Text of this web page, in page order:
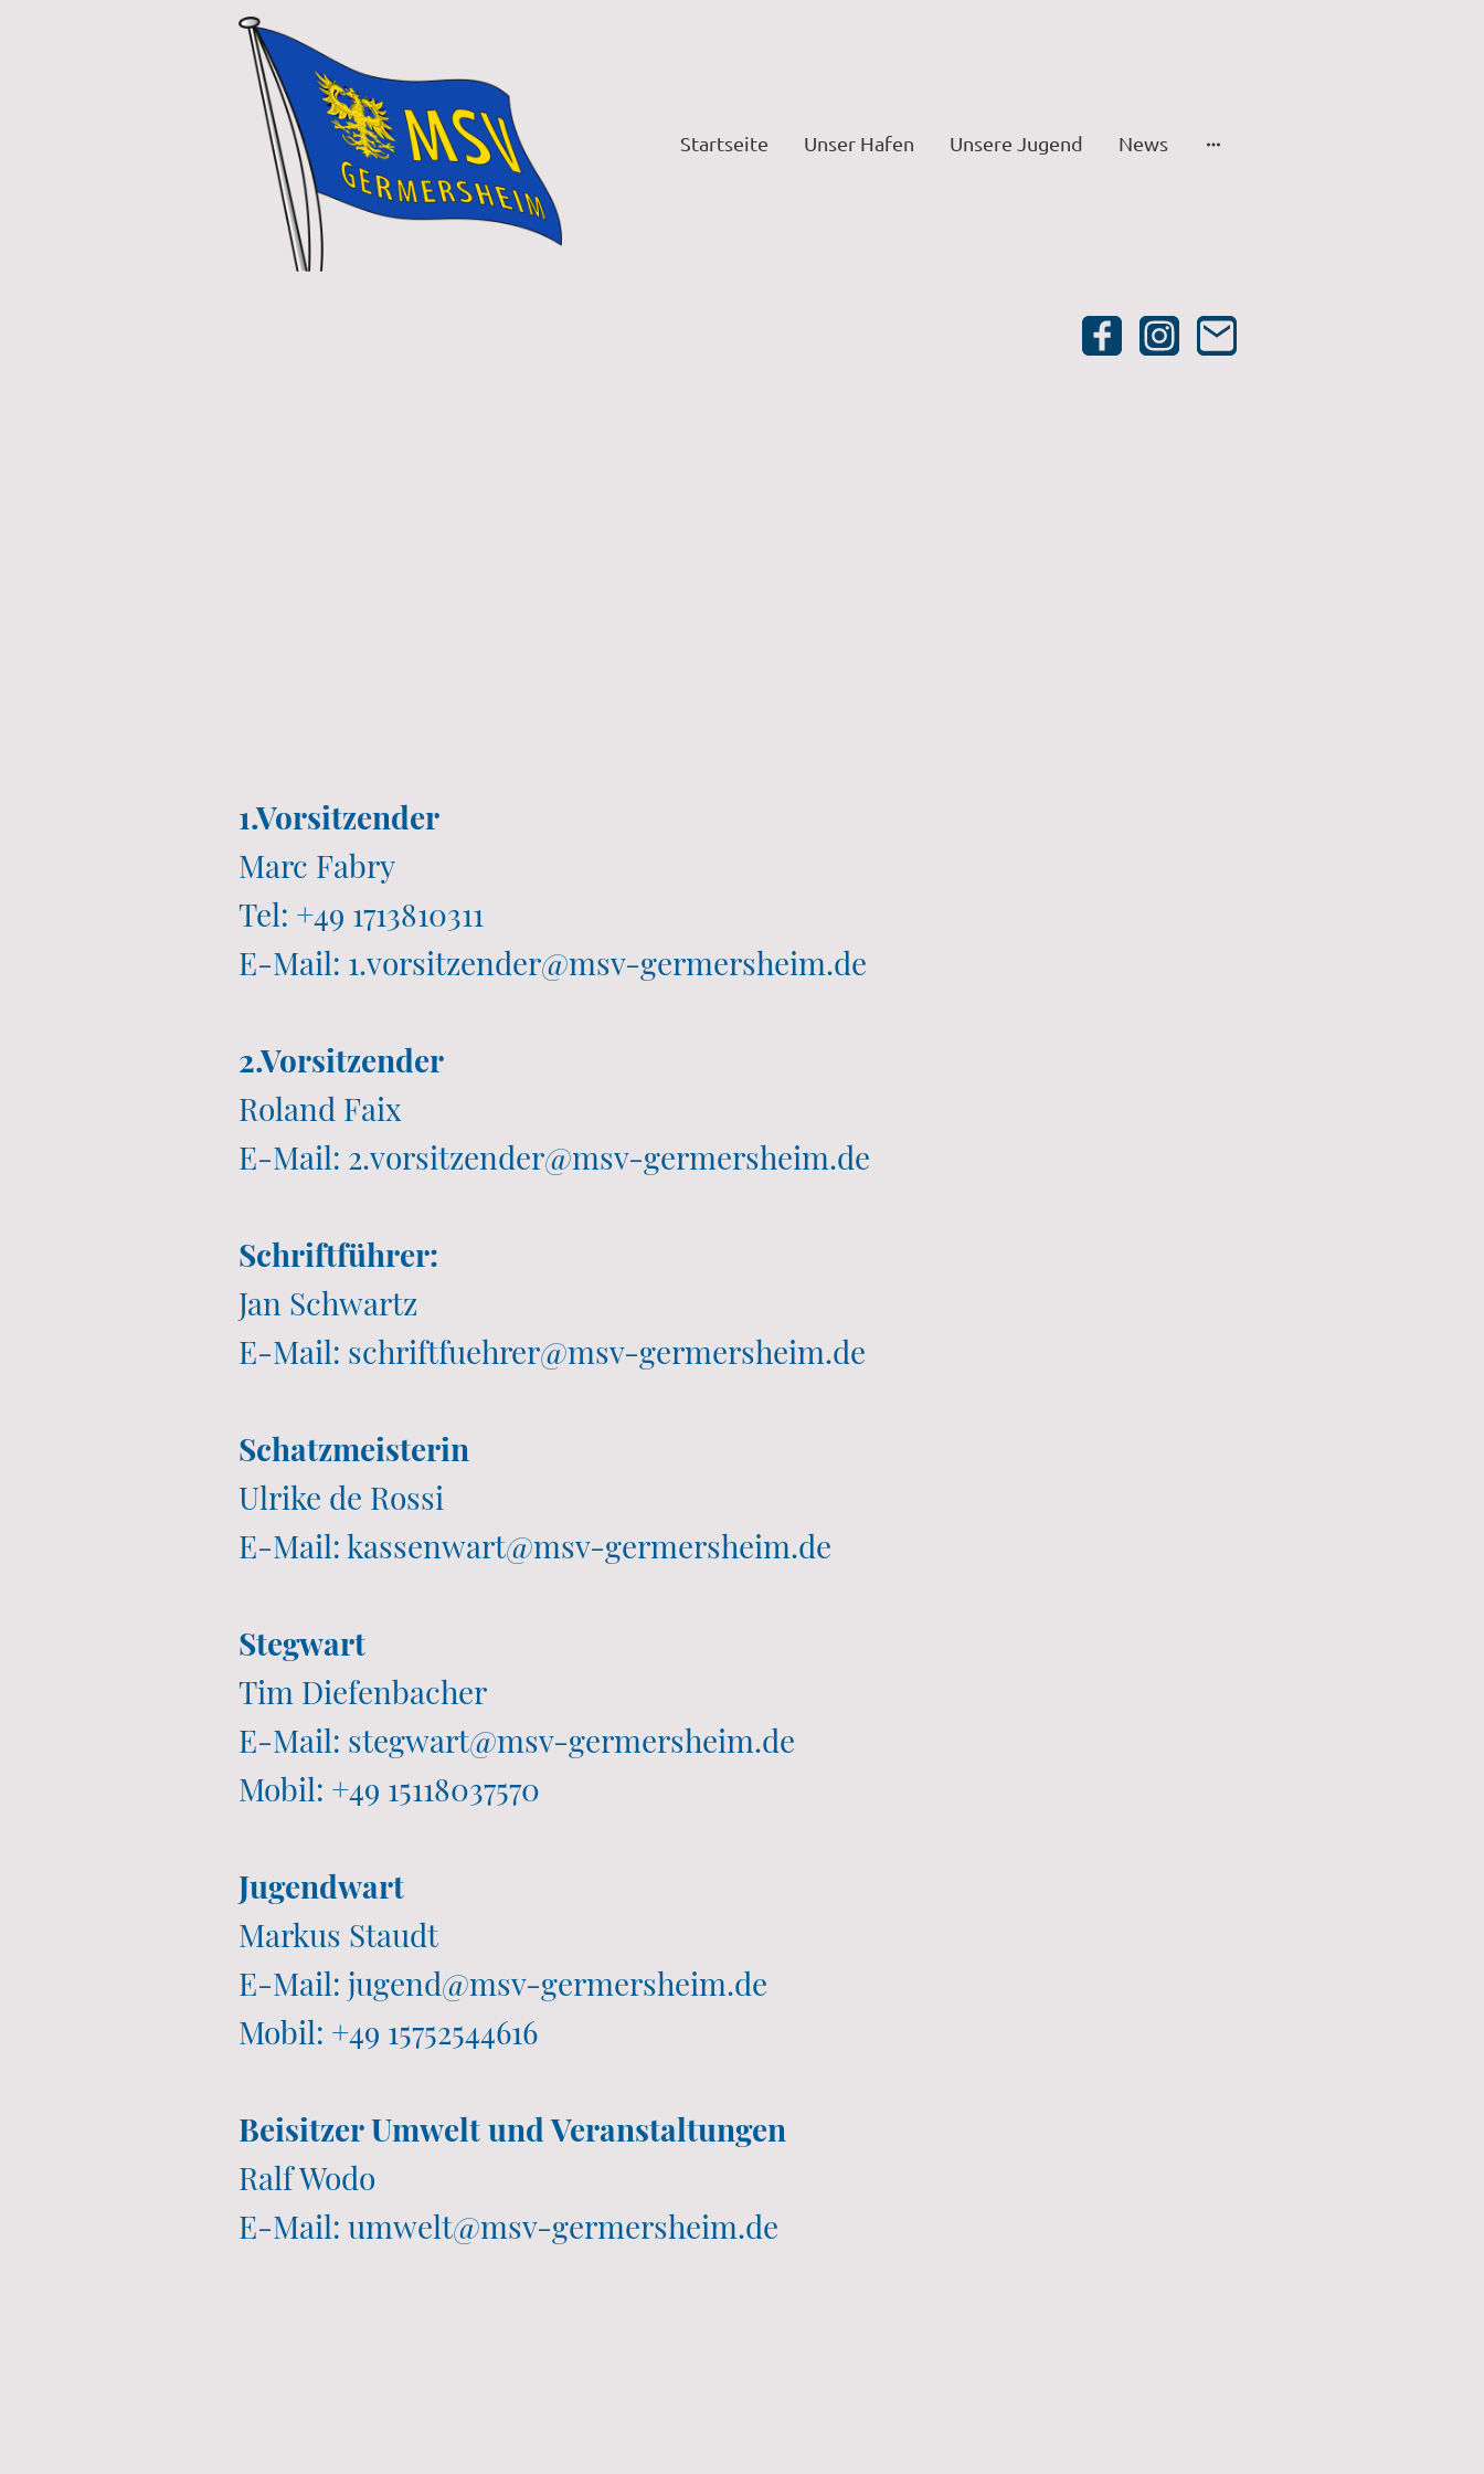
Startseite Unser Hafen Unsere Jugend News
1.Vorsitzender
Marc Fabry
Tel: +49 1713810311
E-Mail: 1.vorsitzender@msv-germersheim.de
2.Vorsitzender
Roland Faix
E-Mail: 2.vorsitzender@msv-germersheim.de
Schriftführer:
Jan Schwartz
E-Mail: schriftfuehrer@msv-germersheim.de
Schatzmeisterin
Ulrike de Rossi
E-Mail: kassenwart@msv-germersheim.de
Stegwart
Tim Diefenbacher
E-Mail: stegwart@msv-germersheim.de
Mobil: +49 15118037570
Jugendwart
Markus Staudt
E-Mail: jugend@msv-germersheim.de
Mobil: +49 15752544616
Beisitzer Umwelt und Veranstaltungen
Ralf Wodo
E-Mail: umwelt@msv-germersheim.de